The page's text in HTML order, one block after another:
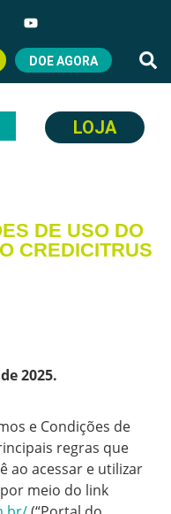
DOE AGORA
LOJA
DE USO DO
CREDICITRUS
2025.
e Condições de
regras que
ao acessar e utilizar
meio do link